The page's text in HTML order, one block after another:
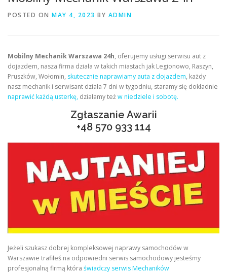
POSTED ON MAY 4, 2023 BY ADMIN
Mobilny Mechanik Warszawa 24h, oferujemy usługi serwisu aut z
dojazdem, nasza firma działa w takich miastach jak Legionowo, Raszyn,
Pruszków, Wołomin, skutecznie naprawiamy auta z dojazdem, każdy
nasz mechanik i serwisant działa 7 dni w tygodniu, staramy się dokładnie
naprawić każdą usterkę, działamy teżw niedziele i sobotę.
Zgłaszanie Awarii
+48 570 933 114
Jeżeli szukasz dobrej kompleksowej naprawy samochodów w
Warszawie trafiłeś na odpowiedni serwis samochodowy jesteśmy
profesjonalną firmą która świadczy serwis Mechaników